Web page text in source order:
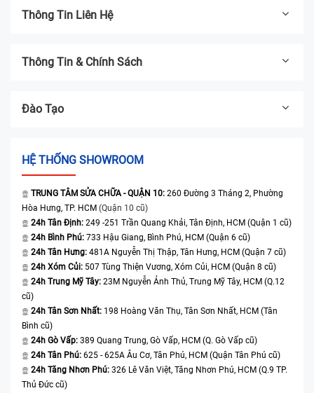
Thông Tin Liên Hệ
Thông Tin & Chính Sách
Đào Tạo
HỆ THỐNG SHOWROOM
TRUNG TÂM SỬA CHỮA - QUẬN 10: 260 Đường 3 Tháng 2, Phường
Hòa Hưng, TP. HCM (Quận 10 cũ)
24h Tân Định: 249 -251 Trần Quang Khải, Tân Định, HCM (Quận 1 cũ)
24h Bình Phú: 733 Hậu Giang, Bình Phú, HCM (Quận 6 cũ)
24h Tân Hưng: 481A Nguyễn Thị Thập, Tân Hưng, HCM (Quận 7 cũ)
24h Xóm Củi: 507 Tùng Thiện Vương, Xóm Củi, HCM (Quận 8 cũ)
24h Trung Mỹ Tây: 23M Nguyễn Ảnh Thủ, Trung Mỹ Tây, HCM (Q.12
cũ)
24h Tân Sơn Nhất: 198 Hoàng Văn Thụ, Tân Sơn Nhất, HCM (Tân
Bình cũ)
24h Gò Vấp: 389 Quang Trung, Gò Vấp, HCM (Q. Gò Vấp cũ)
24h Tân Phú: 625 - 625A Âu Cơ, Tân Phú, HCM (Quận Tân Phú cũ)
24h Tăng Nhơn Phú: 326 Lê Văn Việt, Tăng Nhơn Phú, HCM (Q.9 TP.
Thủ Đức cũ)